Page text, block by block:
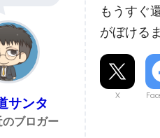
サンタ
のブロガー
もうすぐ
がぼける
X